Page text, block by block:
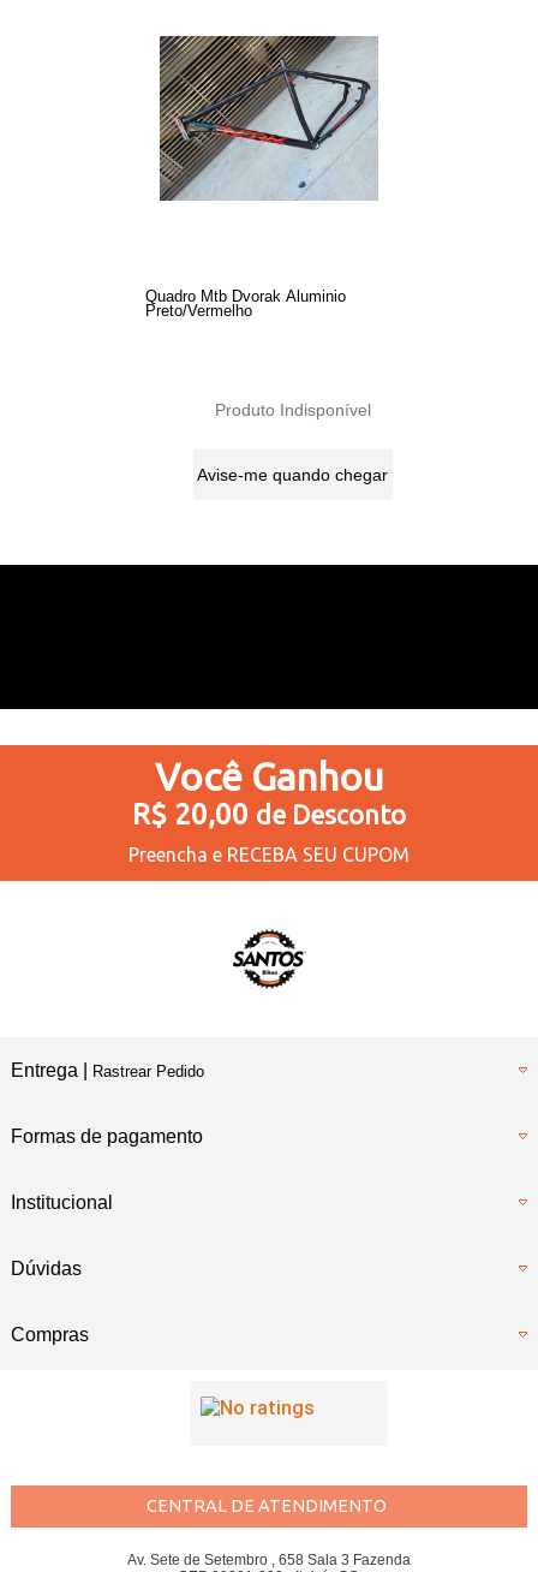
Quadro Mtb Dvorak Aluminio
Preto/Vermelho
Produto Indisponível
Avise-me quando chegar
Você Ganhou
R$ 20,00 de Desconto
Preencha e RECEBA SEU CUPOM
Entrega | Rastrear Pedido
Formas de pagamento
Institucional
Dúvidas
Compras
CENTRAL DE ATENDIMENTO
Av. Sete de Setembro , 658 Sala 3 Fazenda